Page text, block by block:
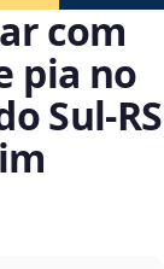
com
pia no
Sul‑RS